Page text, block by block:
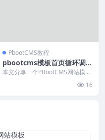
PbootCMS教程
pbootcms模板首页循环调用
所有栏目和对应内容
本文分享一个PBootCMS网站模板
16
站模板